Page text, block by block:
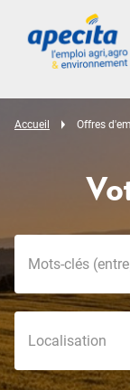
Accueil Offres